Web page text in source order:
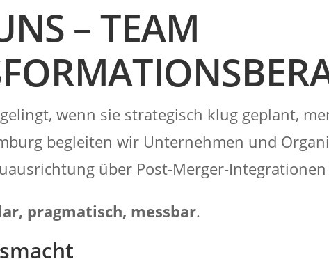
– TEAM
wenn sie strategisch klug geplant,
begleiten wir Unternehmen und
über Post-Merger-
pragmatisch, messbar.